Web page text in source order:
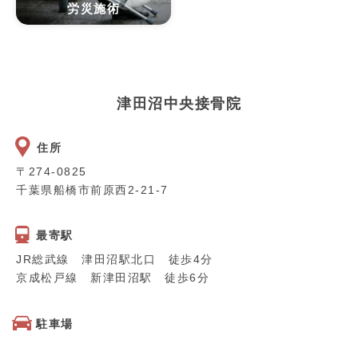
労災施術
津田沼中央接骨院
住所
〒274-0825
千葉県船橋市前原西2-21-7
最寄駅
JR総武線 津田沼駅北口 徒歩4分
京成松戸線 新津田沼駅 徒歩6分
駐車場